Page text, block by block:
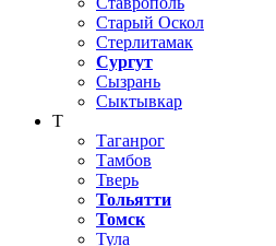
Старый Оскол
Стерлитамак
Сургут
Сызрань
Сыктывкар
Т
Таганрог
Тамбов
Тверь
Тольятти
Томск
Тула